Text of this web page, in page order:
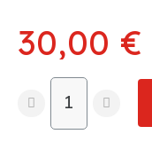
30,00 €